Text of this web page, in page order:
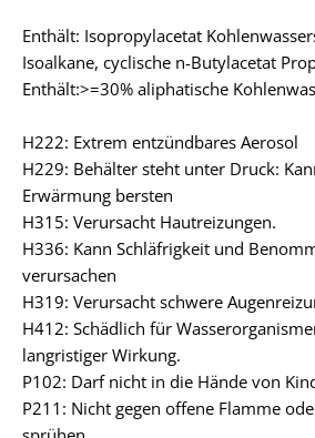
Enthält: Isopropylacetat
Isoalkane, cyclische n-Butylacetat
Enthält:>=30% aliphatische
H222: Extrem entzündbares Aerosol
H229: Behälter steht unter Druck:
Erwärmung bersten
H315: Verursacht Hautreizungen.
H336: Kann Schläfrigkeit und
verursachen
H319: Verursacht schwere
H412: Schädlich für
langristiger Wirkung.
P102: Darf nicht in die Hände von
P211: Nicht gegen offene Flamme